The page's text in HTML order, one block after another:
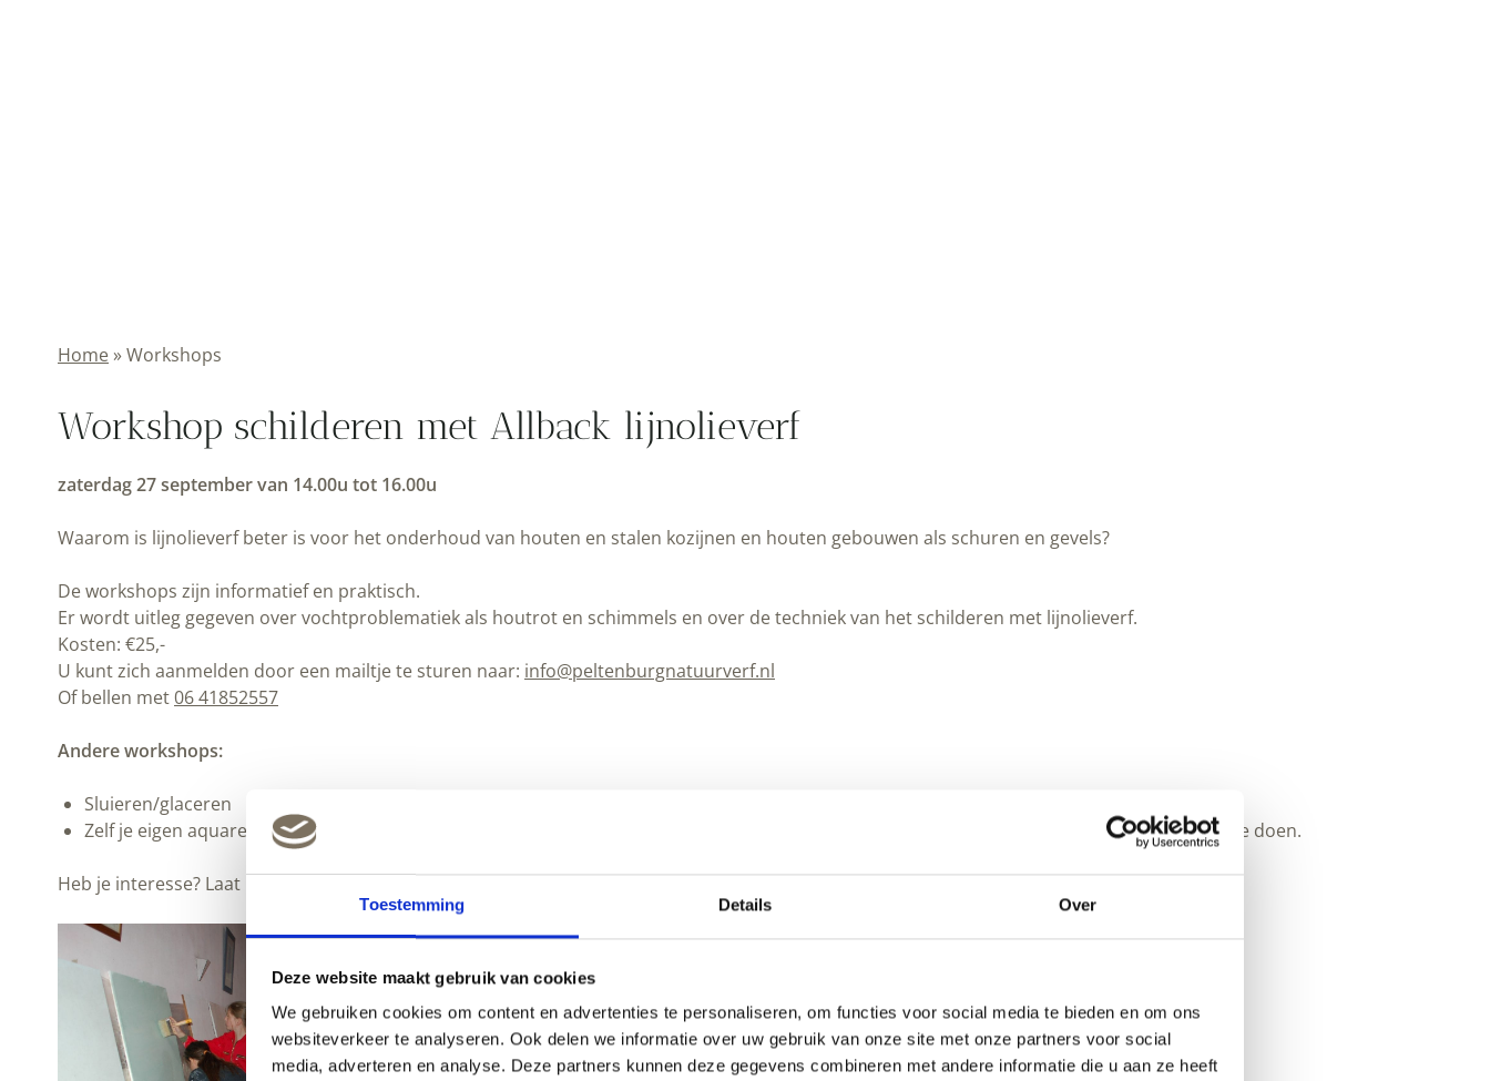
Toestemming Details Over
Deze website maakt gebruik van cookies
We gebruiken cookies om content en advertenties te personaliseren, om functies voor social media te bieden en om ons
websiteverkeer te analyseren. Ook delen we informatie over uw gebruik van onze site met onze partners voor social
media, adverteren en analyse. Deze partners kunnen deze gegevens combineren met andere informatie die u aan ze heeft
Home»Workshops
Workshop schilderen met Allback lijnolieverf
zaterdag 27 september van 14.00u tot 16.00u
Waarom is lijnolieverf beter is voor het onderhoud van houten en stalen kozijnen en houten gebouwen als schuren en gevels?
De workshops zijn informatief en praktisch.
Er wordt uitleg gegeven over vochtproblematiek als houtrot en schimmels en over de techniek van het schilderen met lijnolieverf.
Kosten: €25,-
U kunt zich aanmelden door een mailtje te sturen naar: info@peltenburgnatuurverf.nl
Of bellen met06 41852557
Andere workshops:
Sluieren/glaceren
Zelf je eigen aquarelverf maken met natuurlijke ingrediënten, heel leuk ook voor kinderpartijtjes, maar ook leuk om op school met de klas te doen.
Heb je interesse? Laat het ons weten: